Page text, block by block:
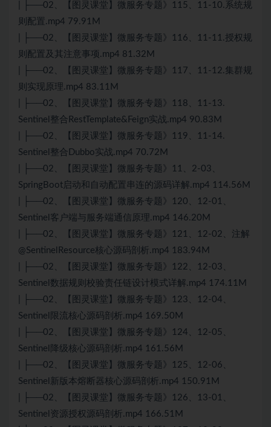
| ├──02、【图灵课堂】微服务专题》115、11-10.系统规
则配置.mp4 79.91M
| ├──02、【图灵课堂】微服务专题》116、11-11.授权规
则配置及其注意事项.mp4 81.32M
| ├──02、【图灵课堂】微服务专题》117、11-12.集群规
则实现原理.mp4 83.11M
| ├──02、【图灵课堂】微服务专题》118、11-13.
Sentinel整合RestTemplate&Feign实战.mp4 90.83M
| ├──02、【图灵课堂】微服务专题》119、11-14.
Sentinel整合Dubbo实战.mp4 70.72M
| ├──02、【图灵课堂】微服务专题》11、2-03、
SpringBoot启动和自动配置串连的源码详解.mp4 114.56M
| ├──02、【图灵课堂】微服务专题》120、12-01、
Sentinel客户端与服务端通信原理.mp4 146.20M
| ├──02、【图灵课堂】微服务专题》121、12-02、注解
@SentinelResource核心源码剖析.mp4 183.94M
| ├──02、【图灵课堂】微服务专题》122、12-03、
Sentinel数据规则校验责任链设计模式详解.mp4 174.11M
| ├──02、【图灵课堂】微服务专题》123、12-04、
Sentinel限流核心源码剖析.mp4 169.50M
| ├──02、【图灵课堂】微服务专题》124、12-05、
Sentinel降级核心源码剖析.mp4 161.56M
| ├──02、【图灵课堂】微服务专题》125、12-06、
Sentinel新版本熔断器核心源码剖析.mp4 150.91M
| ├──02、【图灵课堂】微服务专题》126、13-01、
Sentinel资源授权源码剖析.mp4 166.51M